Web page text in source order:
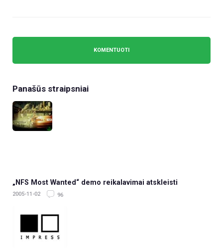
Panašūs straipsniai
„NFS Most Wanted“ demo reikalavimai atskleisti
2005-11-02 96